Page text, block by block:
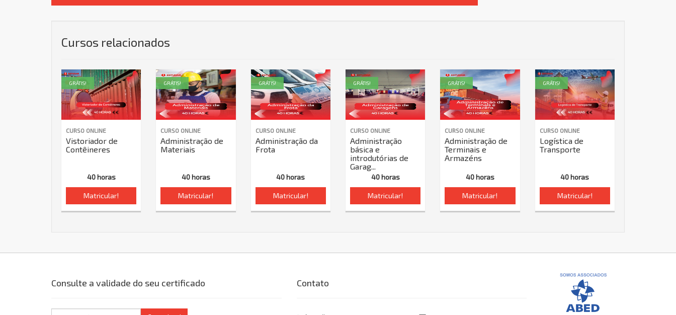
Cursos relacionados
CURSO ONLINE
Vistoriador de
Contêineres
40 horas
Matricular!
GRÁTIS!
CURSO ONLINE
Administração de
Materiais
40 horas
Matricular!
GRÁTIS!
CURSO ONLINE
Administração da
Frota
40 horas
Matricular!
GRÁTIS!
CURSO ONLINE
Administração
básica e
introdutórias de
Garag...
40 horas
Matricular!
GRÁTIS!
CURSO ONLINE
Administração de
Terminais e
Armazéns
40 horas
Matricular!
GRÁTIS!
CURSO ONLINE
Logística de
Transporte
40 horas
Matricular!
GRÁTIS!
Consulte a validade do seu certificado Contato